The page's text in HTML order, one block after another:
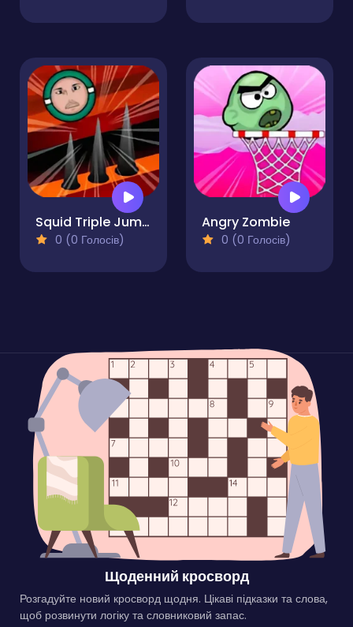
Squid Triple Jump Game
0 (0 Голосів)
Angry Zombie
0 (0 Голосів)
Щоденний кросворд
Розгадуйте новий кросворд щодня. Цікаві підказки та слова,
щоб розвинути логіку та словниковий запас.